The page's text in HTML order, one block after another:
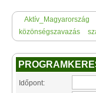
Aktív_Magyarország
közönségszavazás
Időpont: